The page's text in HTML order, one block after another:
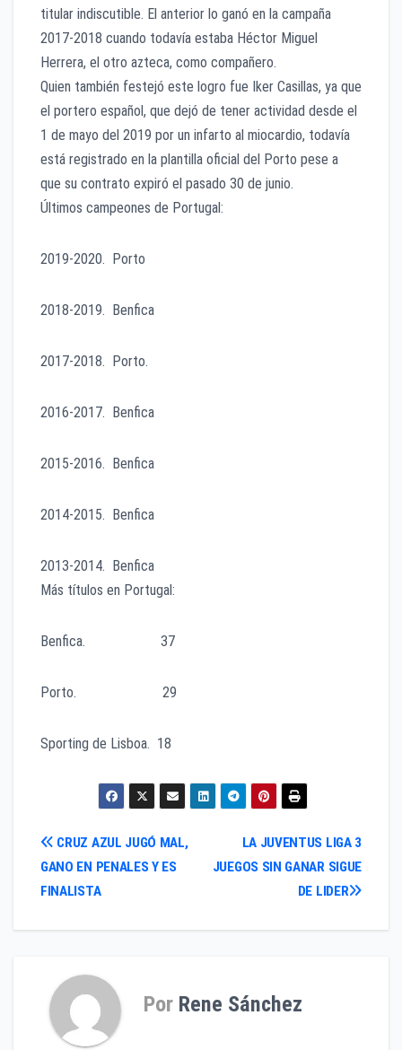
titular indiscutible. El anterior lo ganó en la campaña
2017-2018 cuando todavía estaba Héctor Miguel
Herrera, el otro azteca, como compañero.
Quien también festejó este logro fue Iker Casillas, ya que
el portero español, que dejó de tener actividad desde el
1 de mayo del 2019 por un infarto al miocardio, todavía
está registrado en la plantilla oficial del Porto pese a
que su contrato expiró el pasado 30 de junio.
Últimos campeones de Portugal:
2019-2020. Porto
2018-2019. Benfica
2017-2018. Porto.
2016-2017. Benfica
2015-2016. Benfica
2014-2015. Benfica
2013-2014. Benfica
Más títulos en Portugal:
Benfica. 37
Porto. 29
Sporting de Lisboa. 18
Navegación
de
entradas
LA JUVENTUS LIGA 3
JUEGOS SIN GANAR SIGUE
DE LIDER
CRUZ AZUL JUGÓ MAL,
GANO EN PENALES Y ES
FINALISTA
Por Rene Sánchez